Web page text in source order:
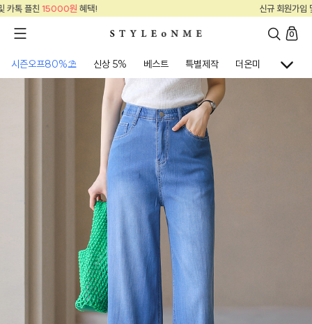
신규 회원가입 및 카톡 플친
0
시즌오프80%⛱ 신상 5% 베스트 특별제작 더온미 골프웨어